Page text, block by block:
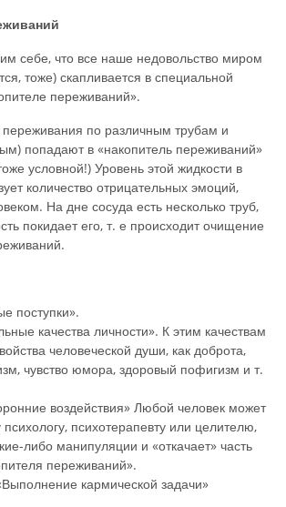
себе, что все наше недовольство миром
тоже) скапливается в специальной
переживаний».
по различным трубам и
попадают в «накопитель переживаний»
условной!) Уровень этой жидкости в
количество отрицательных эмоций,
На дне сосуда есть несколько труб,
покидает его, т. е происходит очищение
поступки».
качества личности». К этим качествам
человеческой души, как доброта,
чувство юмора, здоровый пофигизм и т.
воздействия» Любой человек может
психотерапевту или целителю,
либо манипуляции и «откачает» часть
переживаний».
кармической задачи»